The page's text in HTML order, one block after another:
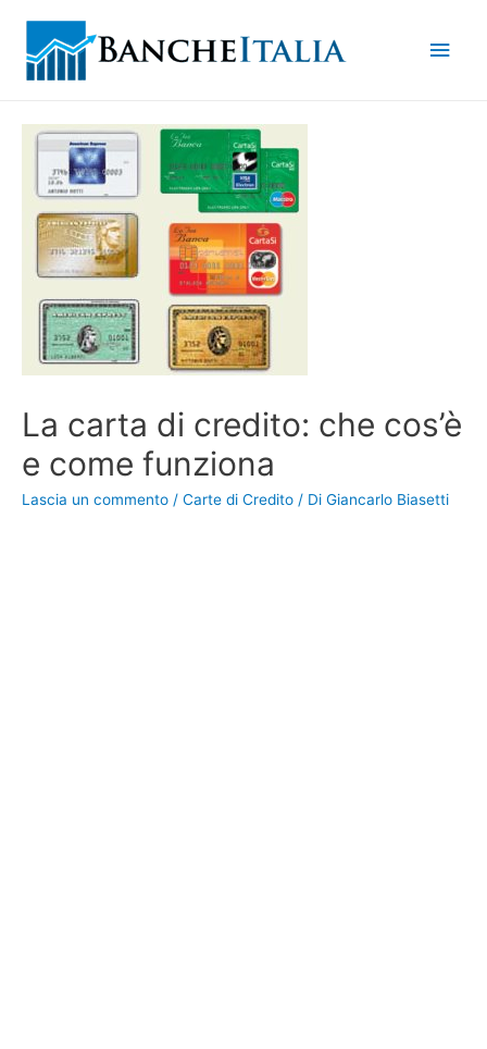
La carta di credito: che cos’è
e come funziona
Lascia un commento / Carte di Credito / Di Giancarlo Biasetti